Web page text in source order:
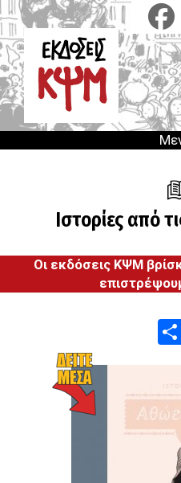
Παράκαμψη
προς
το
κυρίως
περιεχόμενο
Ιστορίες από
Οι εκδόσεις ΚΨΜ